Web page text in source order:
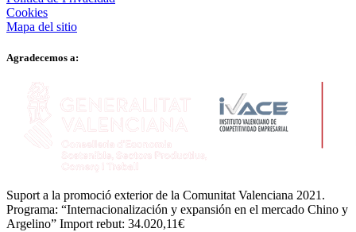
Cookies
Mapa del sitio
Agradecemos a:
Suport a la promoció exterior de la Comunitat Valenciana 2021.
Programa: “Internacionalización y expansión en el mercado Chino y
Argelino” Import rebut: 34.020,11€